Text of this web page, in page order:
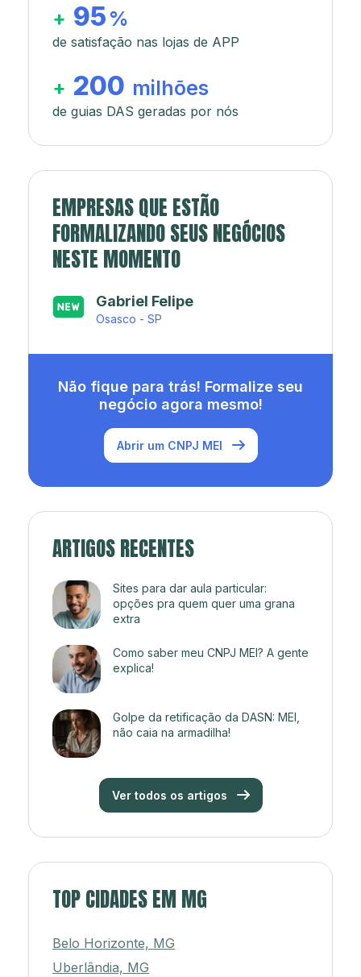
+ 95 %
de satisfação nas lojas de APP
+ 200 milhões
de guias DAS geradas por nós
EMPRESAS QUE ESTÃO
FORMALIZANDO SEUS NEGÓCIOS
NESTE MOMENTO
Japa’s açaí e sorveteria
Rio de Janeiro - RJ
Não fique para trás! Formalize seu
negócio agora mesmo!
Abrir um CNPJ MEI
ARTIGOS RECENTES
Sites para dar aula particular:
opções pra quem quer uma grana
extra
Como saber meu CNPJ MEI? A gente
explica!
Golpe da retificação da DASN: MEI,
não caia na armadilha!
Ver todos os artigos
TOP CIDADES EM MG
Belo Horizonte, MG
Uberlândia, MG